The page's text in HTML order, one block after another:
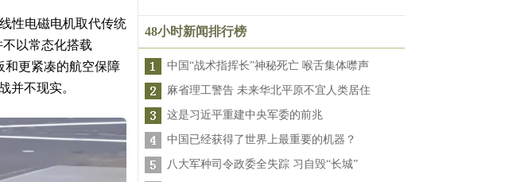
性电磁电机取代传统
以常态化搭载
和更紧凑的航空保障
并不现实。
48小时新闻排行榜
中国“战术指挥长”神秘死亡 喉舌集体噤声
麻省理工警告 未来华北平原不宜人类居住
这是习近平重建中央军委的前兆
中国已经获得了世界上最重要的机器？
八大军种司令政委全失踪 习自毁“长城”